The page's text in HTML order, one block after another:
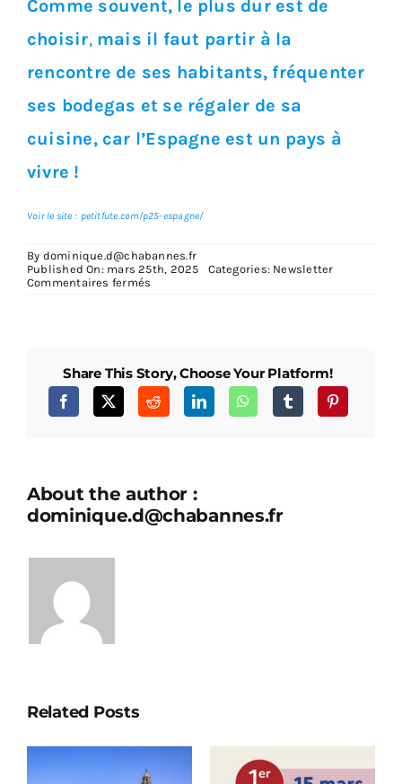
Comme souvent, le plus dur est de
choisir, mais il faut partir à la
rencontre de ses habitants, fréquenter
ses bodegas et se régaler de sa
cuisine, car l’Espagne est un pays à
vivre !
Voir le site : petitfute.com/p25-espagne/
By dominique.d@chabannes.fr
Published On: mars 25th, 2025
Categories: Newsletter
Commentaires fermés
Share This Story, Choose Your Platform!
About the author :
dominique.d@chabannes.fr
Related Posts